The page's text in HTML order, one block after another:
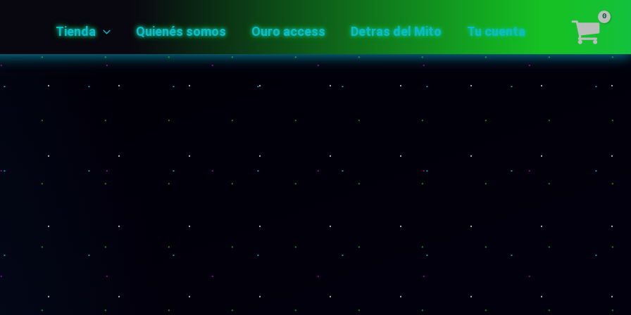
Tienda Quienés somos Ouro access Detras del Mito Tu cuenta